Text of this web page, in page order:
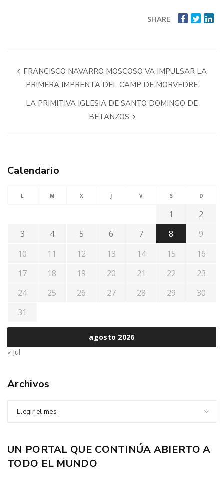
SHARE
FRANCISCO NAVARRO MOSCOSO VA IMPULSAR LA
PRIMERA IMPRENTA DEL CAMP DE MORVEDRE
LA PRIMITIVA IGLESIA DE SANTO DOMINGO DE
BETANZOS
Calendario
agosto 2026
L M X J V S D
1
2
3
4 5 6 7 8
9
10
11 12 13 14 15
16
17
18 19 20 21 22
23
24
25 26 27 28 29
30
31
« Jul
Archivos
Elegir el mes
UN PORTAL QUE CONTINÚA ABIERTO A
TODO EL MUNDO